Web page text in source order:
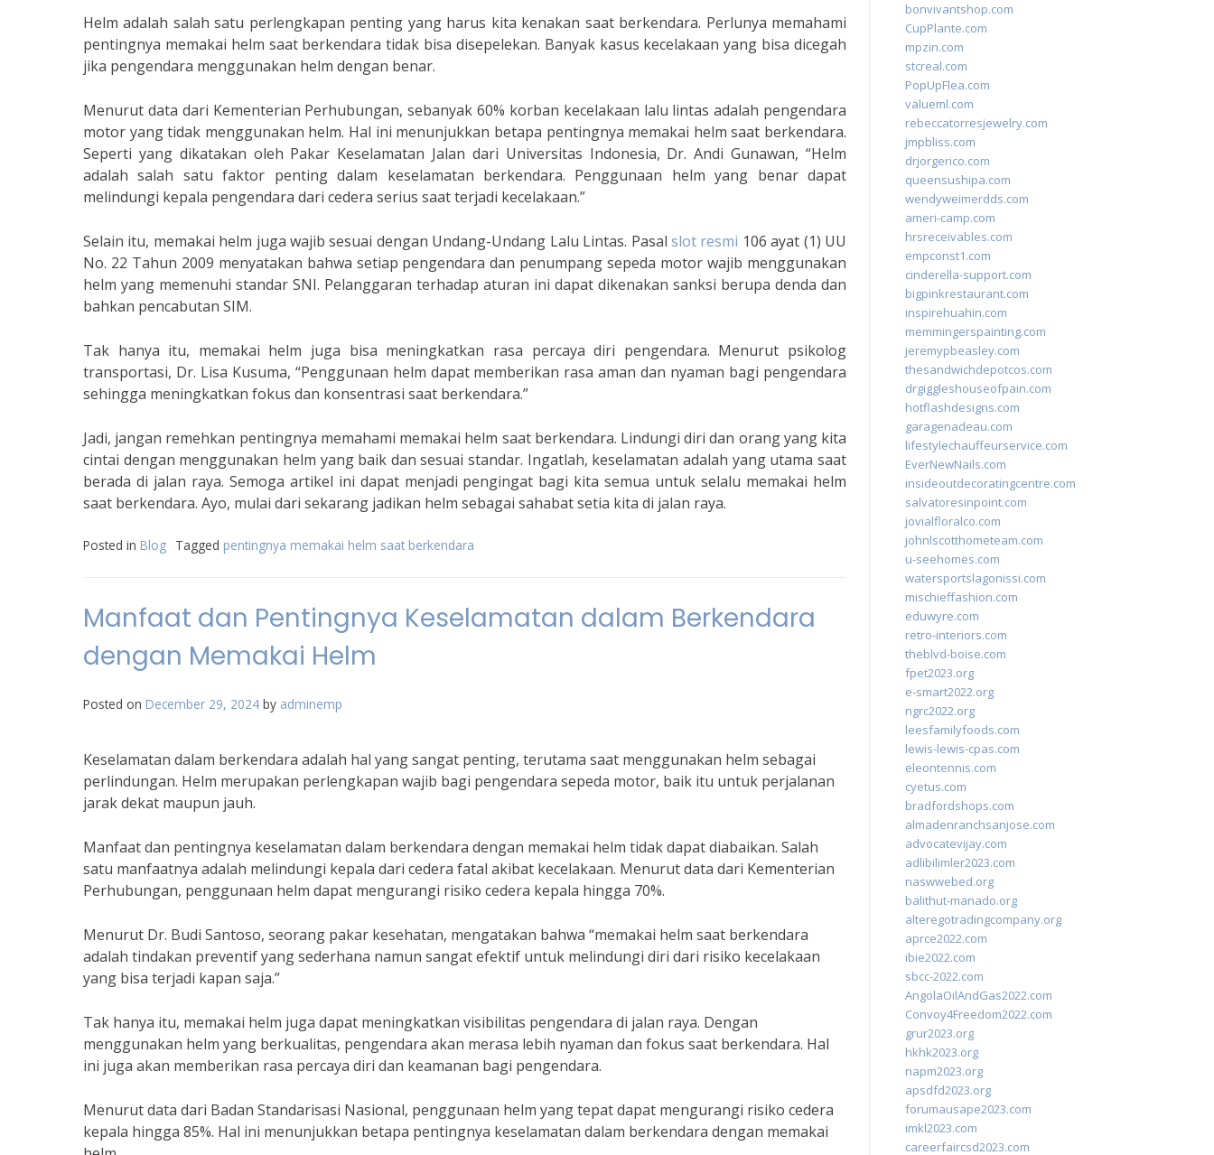
Helm adalah salah satu perlengkapan penting yang harus kita kenakan saat berkendara. Perlunya memahami
pentingnya memakai helm saat berkendara tidak bisa disepelekan. Banyak kasus kecelakaan yang bisa dicegah
jika pengendara menggunakan helm dengan benar.
Menurut data dari Kementerian Perhubungan, sebanyak 60% korban kecelakaan lalu lintas adalah pengendara
motor yang tidak menggunakan helm. Hal ini menunjukkan betapa pentingnya memakai helm saat berkendara.
Seperti yang dikatakan oleh Pakar Keselamatan Jalan dari Universitas Indonesia, Dr. Andi Gunawan, “Helm
adalah salah satu faktor penting dalam keselamatan berkendara. Penggunaan helm yang benar dapat
melindungi kepala pengendara dari cedera serius saat terjadi kecelakaan.”
Selain itu, memakai helm juga wajib sesuai dengan Undang-Undang Lalu Lintas. Pasal slot resmi 106 ayat (1) UU
No. 22 Tahun 2009 menyatakan bahwa setiap pengendara dan penumpang sepeda motor wajib menggunakan
helm yang memenuhi standar SNI. Pelanggaran terhadap aturan ini dapat dikenakan sanksi berupa denda dan
bahkan pencabutan SIM.
Tak hanya itu, memakai helm juga bisa meningkatkan rasa percaya diri pengendara. Menurut psikolog
transportasi, Dr. Lisa Kusuma, “Penggunaan helm dapat memberikan rasa aman dan nyaman bagi pengendara
sehingga meningkatkan fokus dan konsentrasi saat berkendara.”
Jadi, jangan remehkan pentingnya memahami memakai helm saat berkendara. Lindungi diri dan orang yang kita
cintai dengan menggunakan helm yang baik dan sesuai standar. Ingatlah, keselamatan adalah yang utama saat
berada di jalan raya. Semoga artikel ini dapat menjadi pengingat bagi kita semua untuk selalu memakai helm
saat berkendara. Ayo, mulai dari sekarang jadikan helm sebagai sahabat setia kita di jalan raya.
Posted in Blog Tagged pentingnya memakai helm saat berkendara
Manfaat dan Pentingnya Keselamatan dalam Berkendara
dengan Memakai Helm
Posted on December 29, 2024 by adminemp
Keselamatan dalam berkendara adalah hal yang sangat penting, terutama saat menggunakan helm sebagai
perlindungan. Helm merupakan perlengkapan wajib bagi pengendara sepeda motor, baik itu untuk perjalanan
jarak dekat maupun jauh.
Manfaat dan pentingnya keselamatan dalam berkendara dengan memakai helm tidak dapat diabaikan. Salah
satu manfaatnya adalah melindungi kepala dari cedera fatal akibat kecelakaan. Menurut data dari Kementerian
Perhubungan, penggunaan helm dapat mengurangi risiko cedera kepala hingga 70%.
Menurut Dr. Budi Santoso, seorang pakar kesehatan, mengatakan bahwa “memakai helm saat berkendara
adalah tindakan preventif yang sederhana namun sangat efektif untuk melindungi diri dari risiko kecelakaan
yang bisa terjadi kapan saja.”
Tak hanya itu, memakai helm juga dapat meningkatkan visibilitas pengendara di jalan raya. Dengan
menggunakan helm yang berkualitas, pengendara akan merasa lebih nyaman dan fokus saat berkendara. Hal
ini juga akan memberikan rasa percaya diri dan keamanan bagi pengendara.
Menurut data dari Badan Standarisasi Nasional, penggunaan helm yang tepat dapat mengurangi risiko cedera
kepala hingga 85%. Hal ini menunjukkan betapa pentingnya keselamatan dalam berkendara dengan memakai
bonvivantshop.com
CupPlante.com
mpzin.com
stcreal.com
PopUpFlea.com
valueml.com
rebeccatorresjewelry.com
jmpbliss.com
drjorgerico.com
queensushipa.com
wendyweimerdds.com
ameri-camp.com
hrsreceivables.com
empconst1.com
cinderella-support.com
bigpinkrestaurant.com
inspirehuahin.com
memmingerspainting.com
jeremypbeasley.com
thesandwichdepotcos.com
drgiggleshouseofpain.com
hotflashdesigns.com
garagenadeau.com
lifestylechauffeurservice.com
EverNewNails.com
insideoutdecoratingcentre.com
salvatoresinpoint.com
jovialfloralco.com
johnlscotthometeam.com
u-seehomes.com
watersportslagonissi.com
mischieffashion.com
eduwyre.com
retro-interiors.com
theblvd-boise.com
fpet2023.org
e-smart2022.org
ngrc2022.org
leesfamilyfoods.com
lewis-lewis-cpas.com
eleontennis.com
cyetus.com
bradfordshops.com
almadenranchsanjose.com
advocatevijay.com
adlibilimler2023.com
naswwebed.org
balithut-manado.org
alteregotradingcompany.org
aprce2022.com
ibie2022.com
sbcc-2022.com
AngolaOilAndGas2022.com
Convoy4Freedom2022.com
grur2023.org
hkhk2023.org
napm2023.org
apsdfd2023.org
forumausape2023.com
imkl2023.com
careerfaircsd2023.com